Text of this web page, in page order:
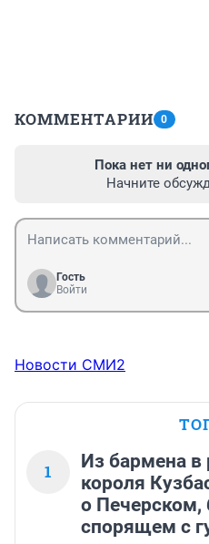
КОММЕНТАРИИ 0
Пока нет ни
Начните
Гость
Войти
Новости СМИ2
1
Из бармена в
короля
о Печерском,
спорящем с